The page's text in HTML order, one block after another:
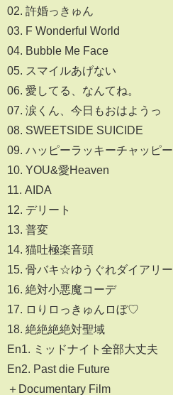
02. 許婚っきゅん
03. F Wonderful World
04. Bubble Me Face
05. スマイルあげない
06. 愛してる、なんてね。
07. 涙くん、今日もおはようっ
08. SWEETSIDE SUICIDE
09. ハッピーラッキーチャッピー
10. YOU&愛Heaven
11. AIDA
12. デリート
13. 普変
14. 猫吐極楽音頭
15. 骨バキ☆ゆうぐれダイアリー
16. 絶対小悪魔コーデ
17. ロりロっきゅんロぼ♡
18. 絶絶絶絶対聖域
En1. ミッドナイト全部大丈夫
En2. Past die Future
＋Documentary Film